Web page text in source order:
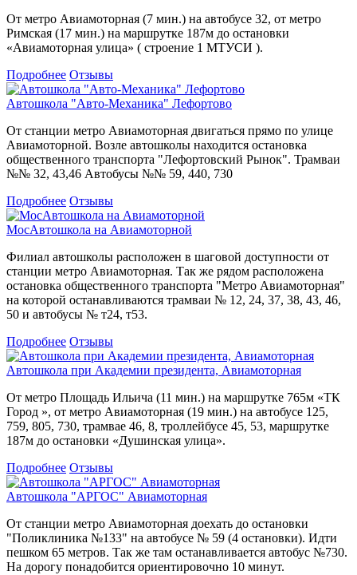
От метро Авиамоторная (7 мин.) на автобусе 32, от метро
Римская (17 мин.) на маршрутке 187м до остановки
«Авиамоторная улица» ( строение 1 МТУСИ ).
Подробнее Отзывы
Автошкола "Авто-Механика" Лефортово
От станции метро Авиамоторная двигаться прямо по улице
Авиамоторной. Возле автошколы находится остановка
общественного транспорта "Лефортовский Рынок". Трамваи
№№ 32, 43,46 Автобусы №№ 59, 440, 730
Подробнее Отзывы
МосАвтошкола на Авиамоторной
Филиал автошколы расположен в шаговой доступности от
станции метро Авиамоторная. Так же рядом расположена
остановка общественного транспорта "Метро Авиамоторная"
на которой останавливаются трамваи № 12, 24, 37, 38, 43, 46,
50 и автобусы № т24, т53.
Подробнее Отзывы
Автошкола при Академии президента, Авиамоторная
От метро Площадь Ильича (11 мин.) на маршрутке 765м «ТК
Город », от метро Авиамоторная (19 мин.) на автобусе 125,
759, 805, 730, трамвае 46, 8, троллейбусе 45, 53, маршрутке
187м до остановки «Душинская улица».
Подробнее Отзывы
Автошкола "АРГОС" Авиамоторная
От станции метро Авиамоторная доехать до остановки
"Поликлиника №133" на автобусе № 59 (4 остановки). Идти
пешком 65 метров. Так же там останавливается автобус №730.
На дорогу понадобится ориентировочно 10 минут.